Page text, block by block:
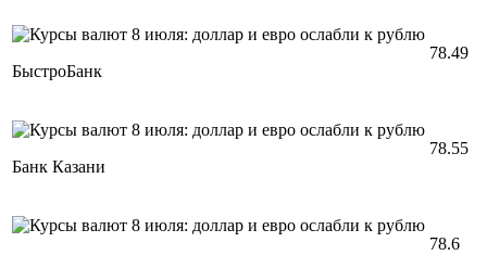
БыстроБанк
78.49
Банк Казани
78.55
78.6